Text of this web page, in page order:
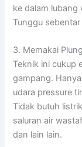
ke dalam lubang
Tunggu
3. Memakai
Teknik ini cukup
gampang.
udara pressure
Tidak butuh
saluran air
dan lain lain.